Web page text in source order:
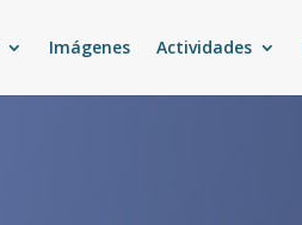
Imágenes Actividades